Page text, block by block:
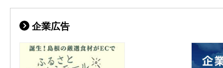
企業広告